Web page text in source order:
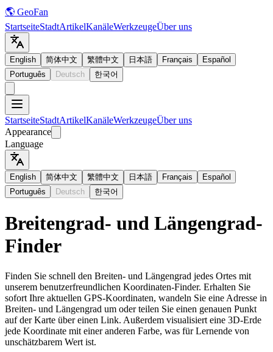
🌎 GeoFan
StartseiteStadtArtikelKanäleWerkzeugeÜber uns
English 简体中文 繁體中文 日本語 Français
Español
Português
Deutsch 한국어
StartseiteStadtArtikelKanäleWerkzeugeÜber uns
Appearance
Language
English 简体中文 繁體中文 日本語 Français
Español
Português
Deutsch 한국어
Breitengrad- und Längengrad-
Finder
Finden Sie schnell den Breiten- und Längengrad jedes Ortes mit
unserem benutzerfreundlichen Koordinaten-Finder. Erhalten Sie
sofort Ihre aktuellen GPS-Koordinaten, wandeln Sie eine Adresse in
Breiten- und Längengrad um oder teilen Sie einen genauen Punkt
auf der Karte über einen Link. Außerdem visualisiert eine 3D-Erde
jede Koordinate mit einer anderen Farbe, was für Lernende von
unschätzbarem Wert ist.